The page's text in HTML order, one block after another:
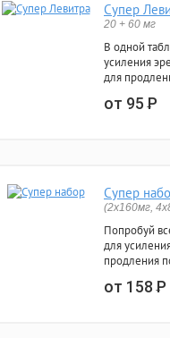
Супер
20 + 60 мг
В одной
усиления
для
от 95Р
Супер
(2х160мг,
Попробуй
для
продления
от 158Р